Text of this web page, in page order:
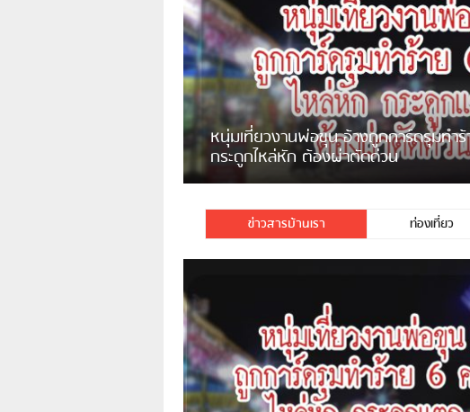
หนุ่มแม่จันกินทุเรียนกับเหล้าขาว
ช็อคเสียชีวิต
พบบ้านรุกล้ำที่สาธารณะหลังโรง
บาลไทย+เก็บค่าเช่าที่ โดนสั่งรื้อ
ข่าวสารบ้านเรา ท่องเที่ยว